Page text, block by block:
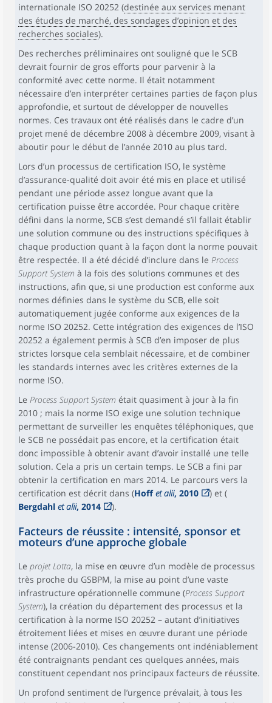
internationale ISO 20252 (destinée aux services menant
des études de marché, des sondages d’opinion et des
recherches sociales).
Des recherches préliminaires ont souligné que le SCB
devrait fournir de gros efforts pour parvenir à la
conformité avec cette norme. Il était notamment
nécessaire d’en interpréter certaines parties de façon plus
approfondie, et surtout de développer de nouvelles
normes. Ces travaux ont été réalisés dans le cadre d’un
projet mené de décembre 2008 à décembre 2009, visant à
aboutir pour le début de l’année 2010 au plus tard.
Lors d’un processus de certification ISO, le système
d’assurance-qualité doit avoir été mis en place et utilisé
pendant une période assez longue avant que la
certification puisse être accordée. Pour chaque critère
défini dans la norme, SCB s’est demandé s’il fallait établir
une solution commune ou des instructions spécifiques à
chaque production quant à la façon dont la norme pouvait
être respectée. Il a été décidé d’inclure dans le Process
Support System à la fois des solutions communes et des
instructions, afin que, si une production est conforme aux
normes définies dans le système du SCB, elle soit
automatiquement jugée conforme aux exigences de la
norme ISO 20252. Cette intégration des exigences de l’ISO
20252 a également permis à SCB d’en imposer de plus
strictes lorsque cela semblait nécessaire, et de combiner
les standards internes avec les critères externes de la
norme ISO.
Le Process Support System était quasiment à jour à la fin
2010 ; mais la norme ISO exige une solution technique
permettant de surveiller les enquêtes téléphoniques, que
le SCB ne possédait pas encore, et la certification était
donc impossible à obtenir avant d’avoir installé une telle
solution. Cela a pris un certain temps. Le SCB a fini par
obtenir la certification en mars 2014. Le parcours vers la
certification est décrit dans (Hoffet alii, 2010
) et (
Bergdahl et alii, 2014 ).
Facteurs de réussite : intensité, sponsor et
moteurs d’une approche globale
Le projet Lotta, la mise en œuvre d’un modèle de processus
très proche du GSBPM, la mise au point d’une vaste
infrastructure opérationnelle commune (Process Support
System), la création du département des processus et la
certification à la norme ISO 20252 – autant d’initiatives
étroitement liées et mises en œuvre durant une période
intense (2006-2010). Ces changements ont indéniablement
été contraignants pendant ces quelques années, mais
constituent cependant nos principaux facteurs de réussite.
Un profond sentiment de l’urgence prévalait, à tous les